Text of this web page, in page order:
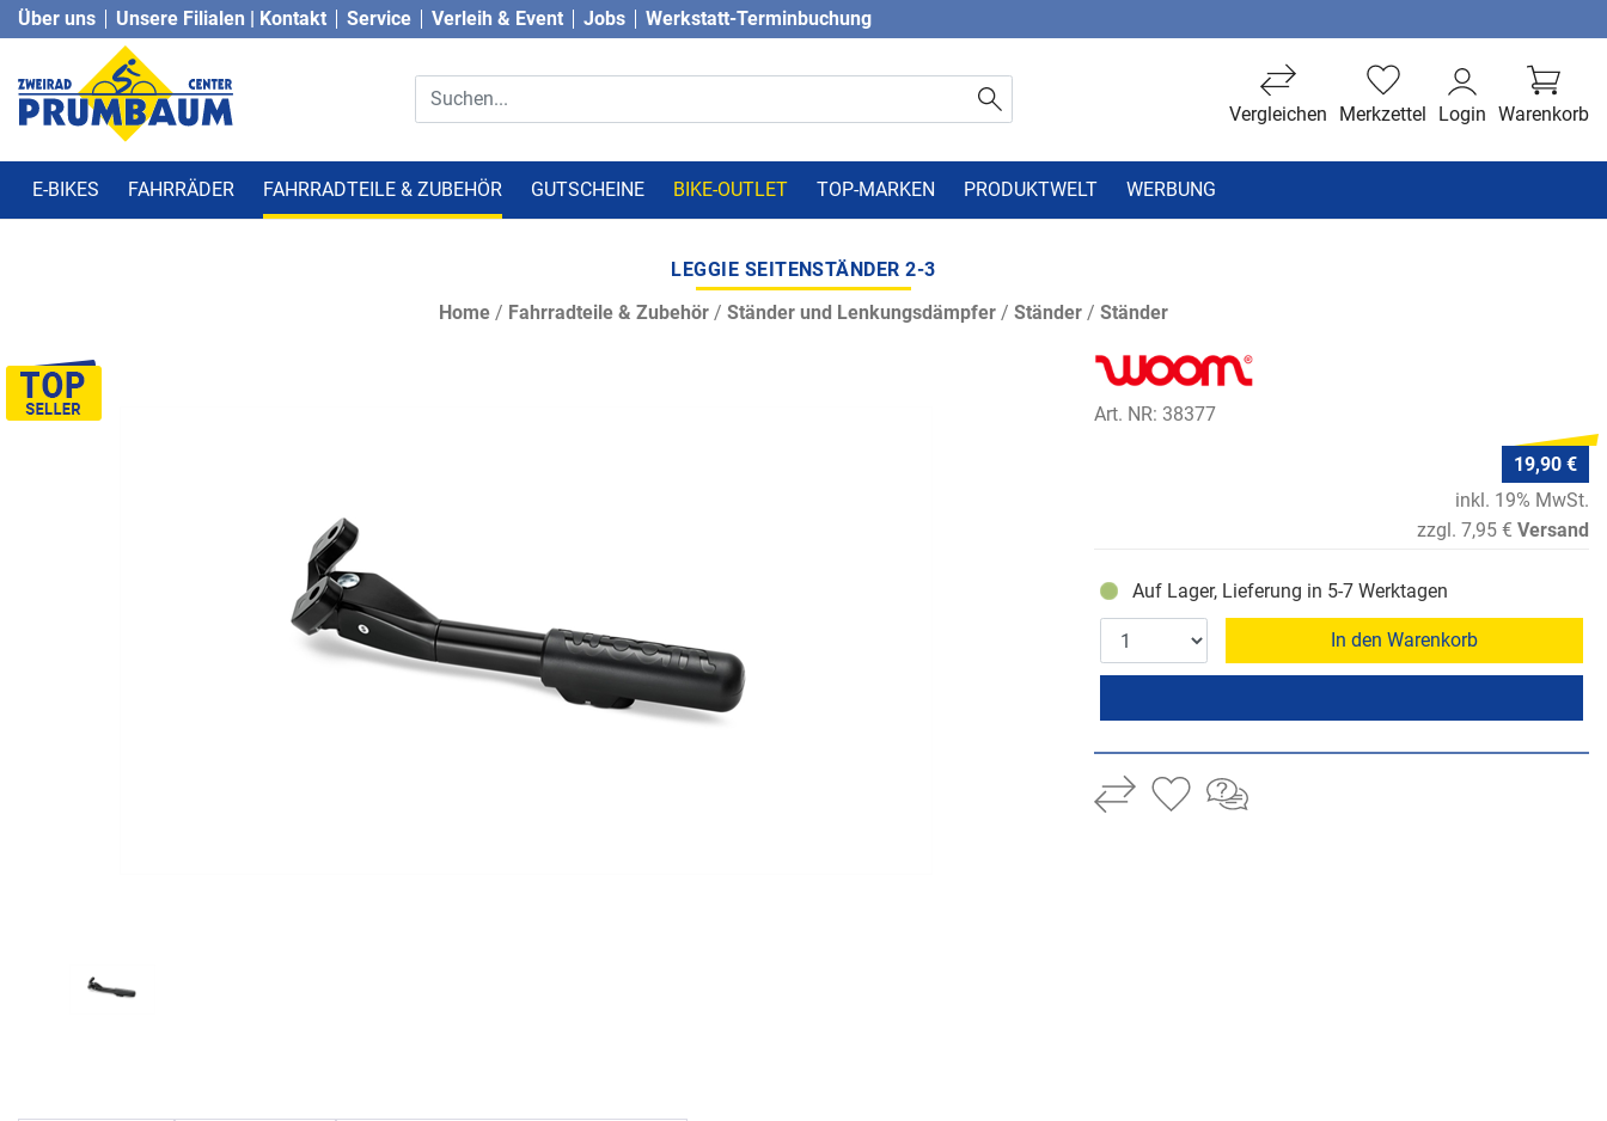
Über uns Unsere Filialen | Kontakt Service Verleih & Event Jobs Werkstatt-Terminbuchung
Warenkorb
Login
Merkzettel
Vergleichen
E-BIKES FAHRRÄDER FAHRRADTEILE & ZUBEHÖR GUTSCHEINE BIKE-OUTLET TOP-MARKEN PRODUKTWELT WERBUNG
LEGGIE SEITENSTÄNDER 2-3
Home / Fahrradteile & Zubehör / Ständer und Lenkungsdämpfer / Ständer / Ständer
Art. NR: 38377
19,90 €
inkl. 19% MwSt.
zzgl. 7,95 € Versand
Auf Lager, Lieferung in 5-7 Werktagen
In den Warenkorb